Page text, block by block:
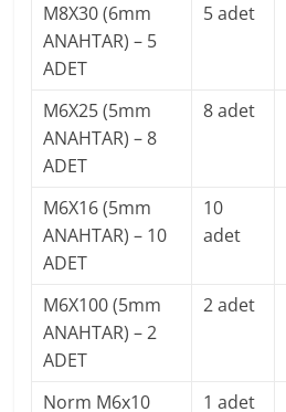
M8X30 (6mm
ANAHTAR) – 5
ADET
5 adet
M6X25 (5mm
ANAHTAR) – 8
ADET
8 adet
M6X16 (5mm
ANAHTAR) – 10
ADET
10
adet
M6X100 (5mm
ANAHTAR) – 2
ADET
2 adet
Norm M6x10
1 adet